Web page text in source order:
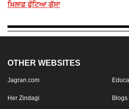
ਖ਼ਿਲਾਫ਼ ਫੁੱਟਿਆ ਗੁੱਸਾ
OTHER WEBSITES
Jagran.com
Her Zindagi Blogs